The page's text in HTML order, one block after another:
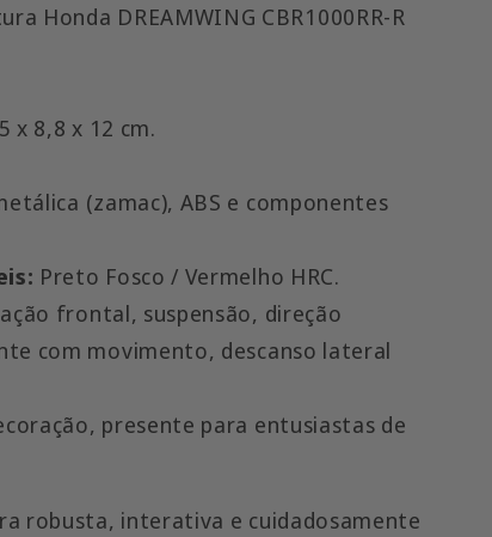
Honda DREAMWING CBR1000RR-R
x 8,8 x 12 cm.
(zamac), ABS e componentes
Preto Fosco / Vermelho HRC.
frontal, suspensão, direção
com movimento, descanso lateral
presente para entusiastas de
robusta, interativa e cuidadosamente